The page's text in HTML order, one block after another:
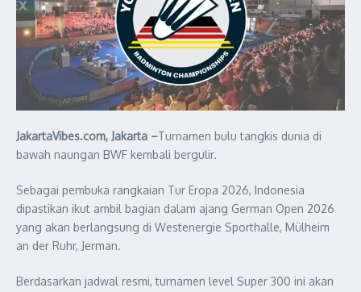
JakartaVibes.com, Jakarta –Turnamen bulu tangkis dunia di
bawah naungan BWF kembali bergulir.
Sebagai pembuka rangkaian Tur Eropa 2026, Indonesia
dipastikan ikut ambil bagian dalam ajang German Open 2026
yang akan berlangsung di Westenergie Sporthalle, Mülheim
an der Ruhr, Jerman.
Berdasarkan jadwal resmi, turnamen level Super 300 ini akan